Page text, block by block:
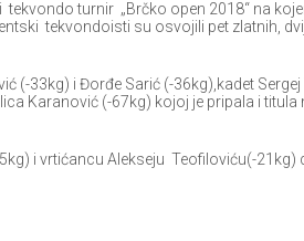
turnir „Brčko open 2018“ na
tekvondoisti su osvojili pet zlatnih,
(-33kg) i Đorđe Sarić (-36kg),kadet
Karanović (-67kg) kojoj je pripala i titula
i vrtićancu Alekseju Teofiloviću(-21kg)